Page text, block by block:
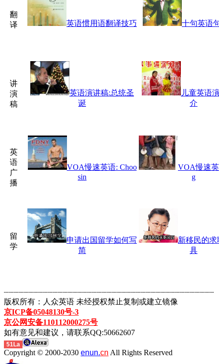
翻
译
英语惯用语翻译技巧 十句英语
讲
演
稿
英语演讲稿:总统圣
诞
儿童英语
介
英
语
广
播
VOA慢速英语: Choo
sin
VOA慢速
g
留
学
申请出国留学如何写
简
新移民的
具
┈┈┈┈┈┈┈┈┈┈┈┈┈┈┈┈┈┈┈┈┈┈┈┈┈┈┈┈┈┈┈┈┈┈┈┈┈┈┈┈┈┈┈
版权所有：人众英语 未经授权禁止复制或建立镜像
京ICP备05048130号-3
京公网安备110112000275号
如有意见和建议，请联系QQ:50662607
51La
Copyright © 2000-2030 enun.cn All Rights Reserved